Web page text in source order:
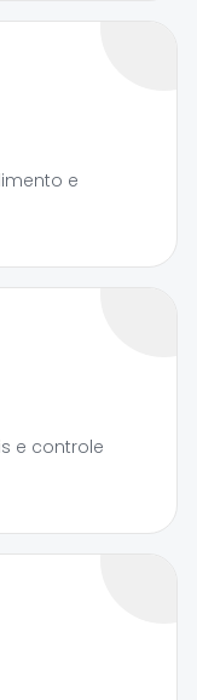
e
e controle